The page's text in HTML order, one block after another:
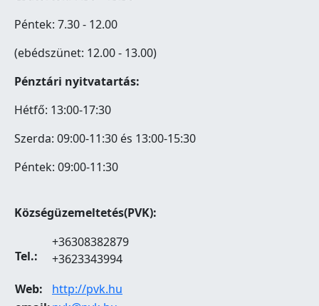
Péntek: 7.30 - 12.00
(ebédszünet: 12.00 - 13.00)
Pénztári nyitvatartás:
Hétfő: 13:00-17:30
Szerda: 09:00-11:30 és 13:00-15:30
Péntek: 09:00-11:30
Községüzemeltetés(PVK):
Tel.:
+36308382879
+3623343994
Web:
http://pvk.hu